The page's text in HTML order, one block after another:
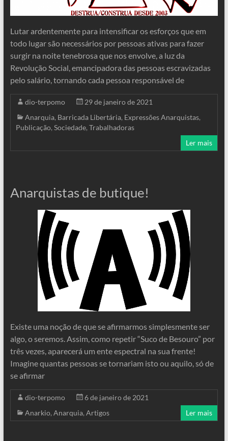
Lutar ardentemente para intensificar os esforços que em
todo lugar são necessários por pessoas ativas para fazer
surgir na noite tenebrosa que nos envolve, a luz da
Revolução Social, emancipadora das pessoas escravizadas
pelo salário, tornando cada pessoa responsável de
dio-terpomo
29 de janeiro de 2021
Anarquia, Barricada Libertária, Expressões Anarquistas,
Publicação, Sociedade, Trabalhadoras
Ler mais
Anarquistas de butique!
Existe uma noção de que se afirmarmos simplesmente ser
algo, o seremos. Assim, como repetir “Suco de Besouro” por
três vezes, aparecerá um ente espectral na sua frente!
Imagine quantas pessoas se tornariam isto ou aquilo, só de
se afirmar
dio-terpomo
6 de janeiro de 2021
Anarkio, Anarquia, Artigos Ler mais